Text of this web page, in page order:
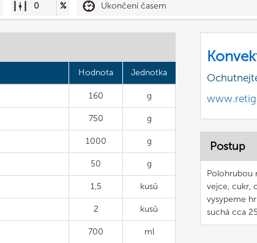
0 % Ukončení časem
Hodnota Jednotka
160 g
750 g
1000 g
50 g
1,5 kusů
2 kusů
700 ml
Postup
Polohrubou
vejce, cukr,
vysypeme
suchá cca